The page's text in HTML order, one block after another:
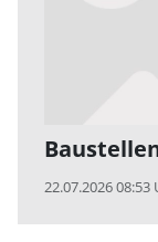
22.07.2026 08:53